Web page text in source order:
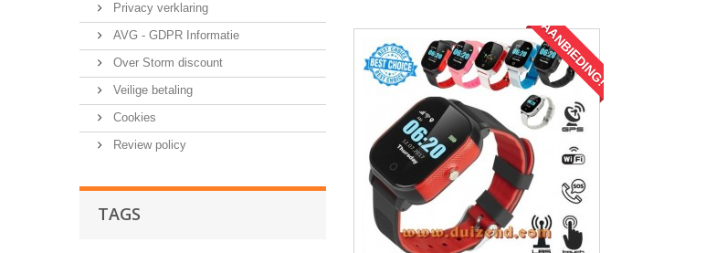
Privacy verklaring
AVG - GDPR Informatie
Over Storm discount
Veilige betaling
Cookies
Review policy
TAGS
AANBIEDING!